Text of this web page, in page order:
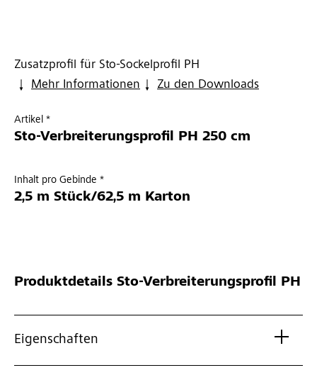
Zusatzprofil für Sto-Sockelprofil PH
Mehr Informationen
Zu den Downloads
Artikel *
Sto-Verbreiterungsprofil PH 250 cm
Inhalt pro Gebinde *
2,5 m Stück/62,5 m Karton
Produktdetails Sto-Verbreiterungsprofil PH
Eigenschaften